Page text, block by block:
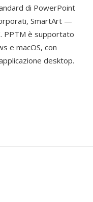
di PowerPoint
SmartArt —
PPTM è supportato
e macOS, con
desktop.